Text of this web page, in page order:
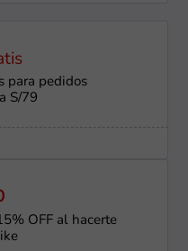
para pedidos
S/79
OFF al hacerte